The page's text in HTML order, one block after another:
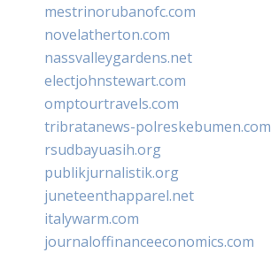
mestrinorubanofc.com
novelatherton.com
nassvalleygardens.net
electjohnstewart.com
omptourtravels.com
tribratanews-polreskebumen.com
rsudbayuasih.org
publikjurnalistik.org
juneteenthapparel.net
italywarm.com
journaloffinanceeconomics.com